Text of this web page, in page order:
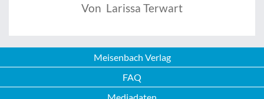
Von Larissa Terwart
Meisenbach Verlag
FAQ